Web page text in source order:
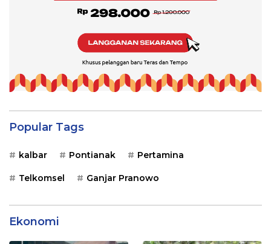
Popular Tags
kalbar Pontianak Pertamina
Telkomsel Ganjar Pranowo
Ekonomi